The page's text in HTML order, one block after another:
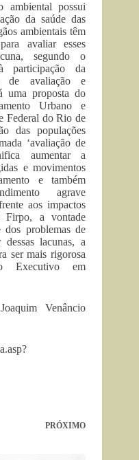
ambiental possui
da saúde das
ambientais têm
avaliar esses
segundo o
participação da
de avaliação e
uma proposta do
Urbano e
Federal do Rio de
das populações
‘avaliação de
aumentar a
e movimentos
e também
agrave
aos impactos
Firpo, a vontade
problemas de
dessas lacunas, a
ser mais rigorosa
Executivo em
Venâncio
PRÓXIMO